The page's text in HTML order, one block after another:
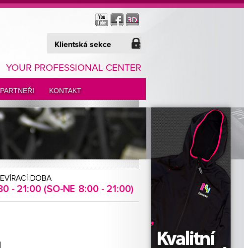
Klientská sekce
YOUR PROFESSIONAL CENTER
PARTNEŘI KONTAKT